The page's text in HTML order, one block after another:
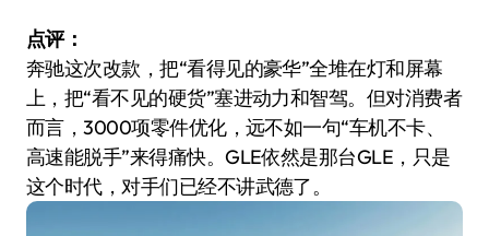
点评：
奔驰这次改款，把“看得见的豪华”全堆在灯和屏幕
上，把“看不见的硬货”塞进动力和智驾。但对消费者
而言，3000项零件优化，远不如一句“车机不卡、
高速能脱手”来得痛快。GLE依然是那台GLE，只是
这个时代，对手们已经不讲武德了。